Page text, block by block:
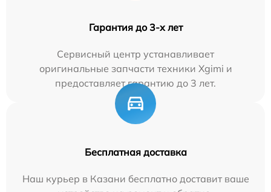
Гарантия до 3-х лет
Сервисный центр устанавливает
оригинальные запчасти техники Xgimi и
предоставляет гарантию до 3 лет.
Бесплатная доставка
Наш курьер в Казани бесплатно доставит ваше